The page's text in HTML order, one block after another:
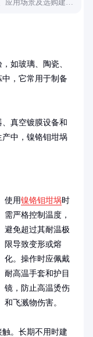
应用场景及选购建议
如玻璃、陶瓷、
，它常用于制备
真空镀膜设备和
中，镍铬钼坩埚
使用镍铬钼坩埚时
需严格控制温度，
避免超过其耐温极
限导致变形或熔
化。操作时应佩戴
耐高温手套和护目
镜，防止高温烫伤
和飞溅物伤害。
。长期不用时建